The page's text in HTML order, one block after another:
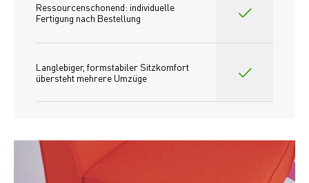
Ressourcenschonend: individuelle
Fertigung nach Bestellung
Langlebiger, formstabiler Sitzkomfort
übersteht mehrere Umzüge